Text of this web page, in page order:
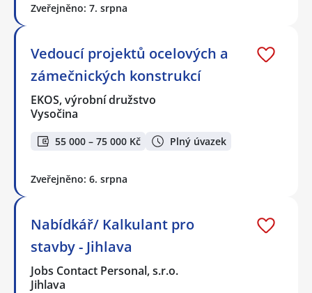
Zveřejněno: 7. srpna
Vedoucí projektů ocelových a
zámečnických konstrukcí
EKOS, výrobní družstvo
Vysočina
55 000 – 75 000 Kč Plný úvazek
Zveřejněno: 6. srpna
Nabídkář/ Kalkulant pro
stavby - Jihlava
Jobs Contact Personal, s.r.o.
Jihlava